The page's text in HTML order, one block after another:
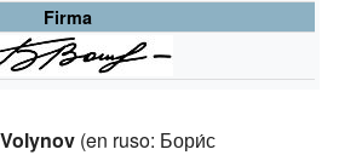
Firma
(en ruso: Бори́с